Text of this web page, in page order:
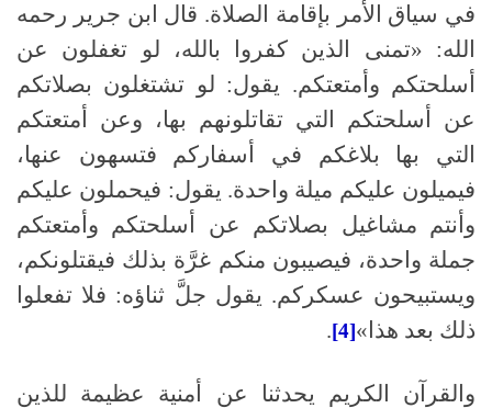
في سياق الأمر بإقامة الصلاة. قال ابن جرير رحمه
الله: «تمنى الذين كفروا بالله، لو تغفلون عن
أسلحتكم وأمتعتكم. يقول: لو تشتغلون بصلاتكم
عن أسلحتكم التي تقاتلونهم بها، وعن أمتعتكم
التي بها بلاغكم في أسفاركم فتسهون عنها،
فيميلون عليكم ميلة واحدة. يقول: فيحملون عليكم
وأنتم مشاغيل بصلاتكم عن أسلحتكم وأمتعتكم
جملة واحدة، فيصيبون منكم غرَّة بذلك فيقتلونكم،
ويستبيحون عسكركم. يقول جلَّ ثناؤه: فلا تفعلوا
ذلك بعد هذا»[4]
.
والقرآن الكريم يحدثنا عن أمنية عظيمة للذين